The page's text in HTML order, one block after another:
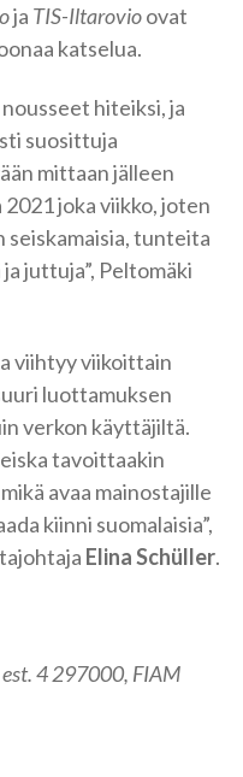
ja TIS-Iltarovioovat
katselua.
hiteiksi, ja
suosittuja
mittaan jälleen
joka viikko, joten
seiskamaisia, tunteita
juttuja”, Peltomäki
viihtyy viikoittain
luottamuksen
verkon käyttäjiltä.
tavoittaakin
avaa mainostajille
kiinni suomalaisia”,
Elina Schüller.
4 297000, FIAM